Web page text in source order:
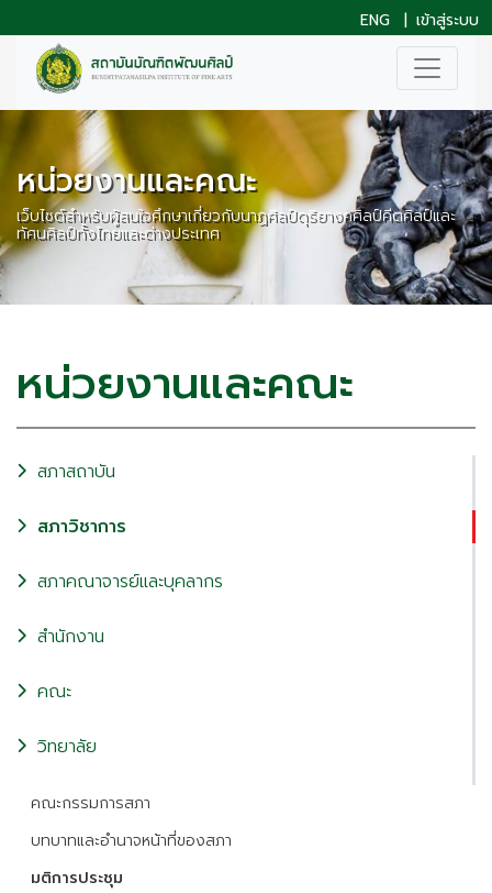
ENG | เข้าสู่ระบบ
หน่วยงานและคณะ
เว็บไซต์สำหรับผู้สนใจศึกษาเกี่ยวกับนาฏศิลป์ดุริยางคศิลป์คีตศิลป์และ
ทัศนศิลป์ทั้งไทยและต่างประเทศ
หน่วยงานและคณะ
สภาสถาบัน
สภาวิชาการ
สภาคณาจารย์และบุคลากร
สำนักงาน
คณะ
วิทยาลัย
คณะกรรมการสภา
บทบาทและอำนาจหน้าที่ของสภา
มติการประชุม